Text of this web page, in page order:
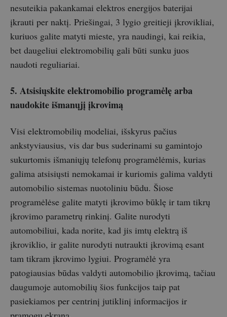
nesuteikia pakankamai elektros energijos baterijai
įkrauti per naktį. Priešingai, 3 lygio greitieji įkrovikliai,
kuriuos galite matyti mieste, yra naudingi, kai reikia,
bet daugeliui elektromobilių gali būti sunku juos
naudoti reguliariai.
5. Atsisiųskite elektromobilio programėlę arba
naudokite išmanųjį įkrovimą
Visi elektromobilių modeliai, išskyrus pačius
ankstyviausius, vis dar bus suderinami su gamintojo
sukurtomis išmaniųjų telefonų programėlėmis, kurias
galima atsisiųsti nemokamai ir kuriomis galima valdyti
automobilio sistemas nuotoliniu būdu. Šiose
programėlėse galite matyti įkrovimo būklę ir tam tikrų
įkrovimo parametrų rinkinį. Galite nurodyti
automobiliui, kada norite, kad jis imtų elektrą iš
įkroviklio, ir galite nurodyti nutraukti įkrovimą esant
tam tikram įkrovimo lygiui. Programėlė yra
patogiausias būdas valdyti automobilio įkrovimą, tačiau
daugumoje automobilių šios funkcijos taip pat
pasiekiamos per centrinį jutiklinį informacijos ir